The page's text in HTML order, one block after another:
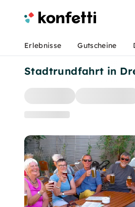
Stadtrundfahrt in
Erlebnisse Gutscheine